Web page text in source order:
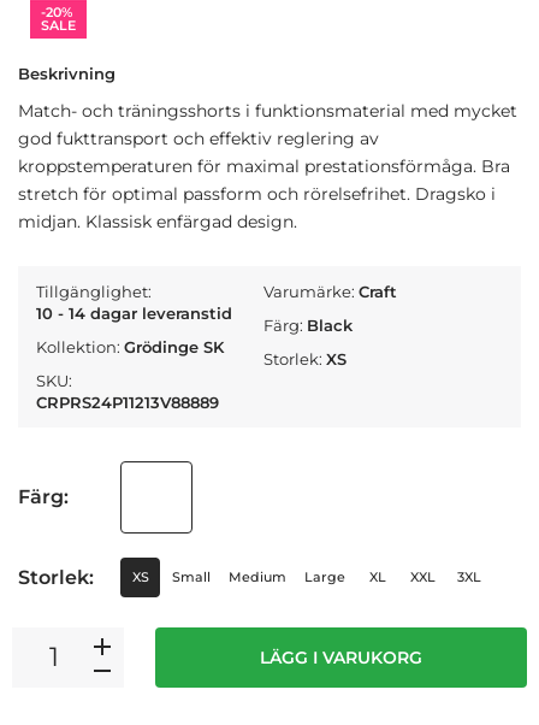
-20%
SALE
Beskrivning
Match- och träningsshorts i funktionsmaterial med mycket
god fukttransport och effektiv reglering av
kroppstemperaturen för maximal prestationsförmåga. Bra
stretch för optimal passform och rörelsefrihet. Dragsko i
midjan. Klassisk enfärgad design.
Tillgänglighet:
10 - 14 dagar leveranstid
Kollektion: Grödinge SK
SKU:
CRPRS24P11213V88889
Varumärke:Craft
Färg: Black
Storlek:XS
Färg:
Storlek: XS Small Medium Large XL XXL 3XL
LÄGG I VARUKORG